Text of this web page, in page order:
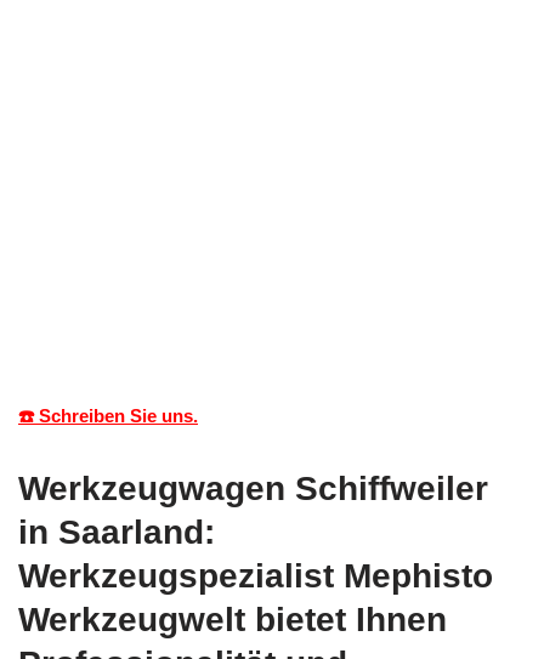
☎️ Schreiben Sie uns.
Werkzeugwagen Schiffweiler
in Saarland:
Werkzeugspezialist Mephisto
Werkzeugwelt bietet Ihnen